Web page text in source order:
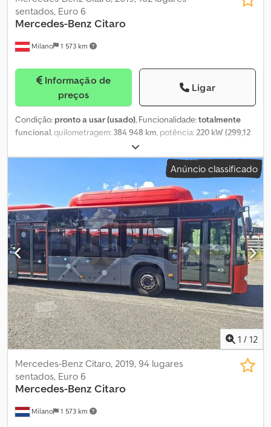
Milano 1 573 km
sentados, Euro 6
Mercedes-Benz Citaro
Informação de
preços
Ligar
Condição: pronto a usar (usado), Funcionalidade:totalmente
funcional, quilometragem: 384 948 km, potência:220 kW (299,12
, tipo de combustível:
número de lugares:32, número de lugares em pé:69, tipo de
, configuração de eixo:2 eixos, classe
, travões:retardador, tamanho do pneu:
, comprimento total:12 140 mm, largura total:2 550 mm,
altura total:3 300 mm, Equipamento:ABS, adaptado para
pessoas com deficiência, aquecedor estacionário, ar
condicionado, controlo de tração, Autocarro urbano –
Mercedes-Benz Citaro Dados técnicos: - Primeira matrícula: 2019
- Quilometragem: 384.948 km - Lugares sentados: 102 - Norma de
emissões: Euro 6 - Combustível: Híbrido - Transmissão: Automática
- Potência: 220 kW (299 CV) - Comprimento: 12,14 m - Eixos: 2 -
Motor: Mercedes-Benz OM 936 hLA.6-4 Equipamento: - Ar
condicionado - ABS - ASR - Retardador - Rampa para cadeiras de
rodas - Aquecedor de estacionamento - Vidros duplos Dodpfjzqv
Shsx Aanjck À venda pela Fleequid, o mercado europeu de
autocarros usados.
Anúncio classificado
1 / 12
Milano 1 573 km
Mercedes-Benz Citaro, 2019, 94 lugares
sentados, Euro 6
Mercedes-Benz Citaro